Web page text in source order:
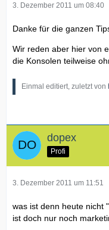
3. Dezember 2011 um 08:40
Danke für die ganzen
Wir reden aber hier von
die Konsolen teilweise
Einmal editiert, zuletzt von
dopex
Profi
3. Dezember 2011 um 11:51
was ist denn heute nicht
ist doch nur noch